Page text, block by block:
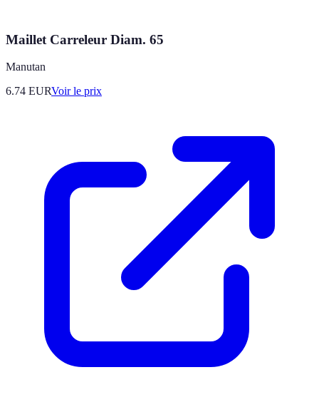
Maillet Carreleur Diam. 65
Manutan
6.74 EURVoir le prix